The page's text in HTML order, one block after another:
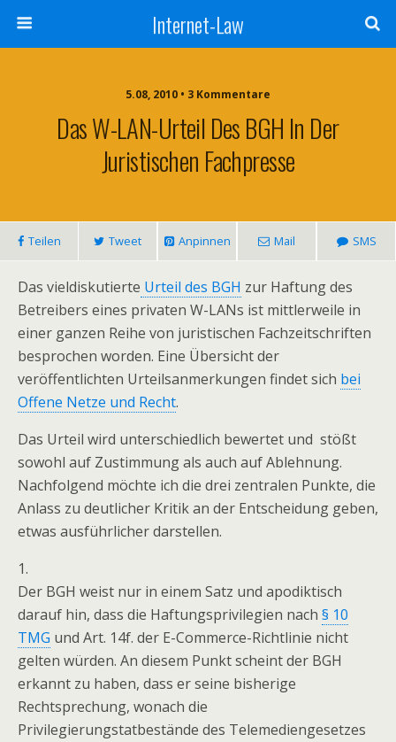
Internet-Law
5.08, 2010 • 3 Kommentare
Das W-LAN-Urteil Des BGH In Der
Juristischen Fachpresse
Teilen Tweet Anpinnen Mail SMS
Das vieldiskutierte Urteil des BGH zur Haftung des
Betreibers eines privaten W-LANs ist mittlerweile in
einer ganzen Reihe von juristischen Fachzeitschriften
besprochen worden. Eine Übersicht der
veröffentlichten Urteilsanmerkungen findet sich bei
Offene Netze und Recht.
Das Urteil wird unterschiedlich bewertet und stößt
sowohl auf Zustimmung als auch auf Ablehnung.
Nachfolgend möchte ich die drei zentralen Punkte, die
Anlass zu deutlicher Kritik an der Entscheidung geben,
etwas ausführlicher darstellen.
1.
Der BGH weist nur in einem Satz und apodiktisch
darauf hin, dass die Haftungsprivilegien nach § 10
TMG und Art. 14f. der E-Commerce-Richtlinie nicht
gelten würden. An diesem Punkt scheint der BGH
erkannt zu haben, dass er seine bisherige
Rechtsprechung, wonach die
Privilegierungstatbestände des Telemediengesetzes